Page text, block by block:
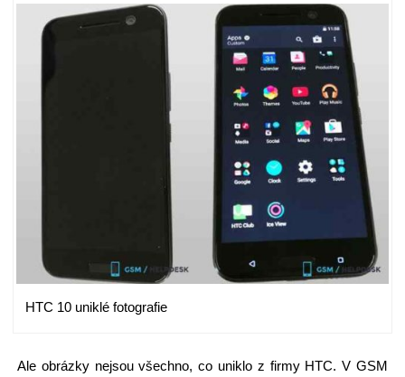
HTC 10 uniklé fotografie
Ale obrázky nejsou všechno, co uniklo z firmy HTC. V GSM